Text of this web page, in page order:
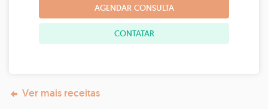
AGENDAR CONSULTA
CONTATAR
Ver mais receitas